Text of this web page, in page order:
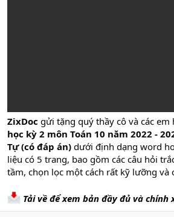
ZixDoc gửi tặng quý thầy cô và các em
học kỳ 2 môn Toán 10 năm 2022 -
Tự (có đáp án) dưới định dạng word
liệu có 5 trang, bao gồm các câu hỏi
tầm, chọn lọc một cách rất kỹ lưỡng và
Tải về để xem bản đầy đủ và chính